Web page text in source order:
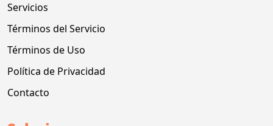
Servicios
Términos del Servicio
Términos de Uso
Política de Privacidad
Contacto